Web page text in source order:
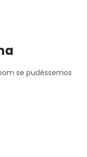
se pudéssemos